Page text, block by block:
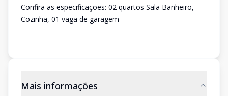
Confira as especificações: 02 quartos Sala Banheiro,
Cozinha, 01 vaga de garagem
Mais informações